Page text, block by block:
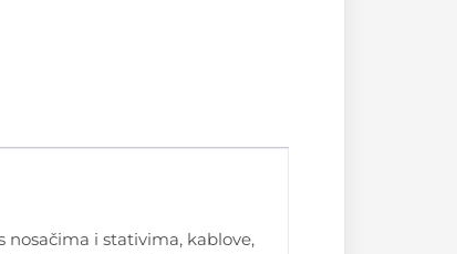
nosačima i stativima, kablove,